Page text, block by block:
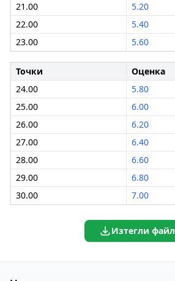
21.00
5.20
22.00
5.40
23.00
5.60
Точки
Оценка
24.00
5.80
25.00
6.00
26.00
6.20
27.00
6.40
28.00
6.60
29.00
6.80
30.00
7.00
Изтегли файл